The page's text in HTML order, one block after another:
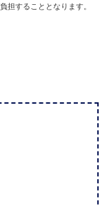
担することとなります。